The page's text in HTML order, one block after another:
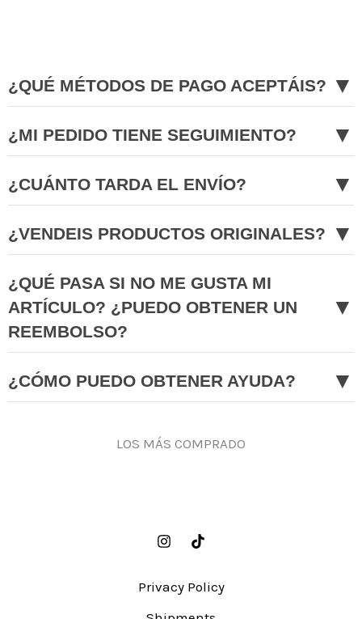
¿QUÉ MÉTODOS DE PAGO ACEPTÁIS? ▼
¿MI PEDIDO TIENE SEGUIMIENTO? ▼
¿CUÁNTO TARDA EL ENVÍO? ▼
¿VENDEIS PRODUCTOS ORIGINALES? ▼
¿QUÉ PASA SI NO ME GUSTA MI
ARTÍCULO? ¿PUEDO OBTENER UN
REEMBOLSO?
▼
¿CÓMO PUEDO OBTENER AYUDA? ▼
LOS MÁS COMPRADO
Privacy Policy